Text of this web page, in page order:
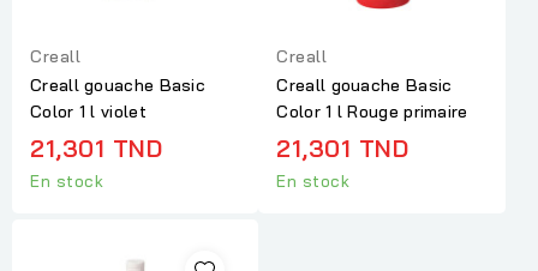
Creall
Creall gouache Basic
Color 1 l violet
21,301 TND
En stock
Creall
Creall gouache Basic
Color 1 l Rouge primaire
21,301 TND
En stock